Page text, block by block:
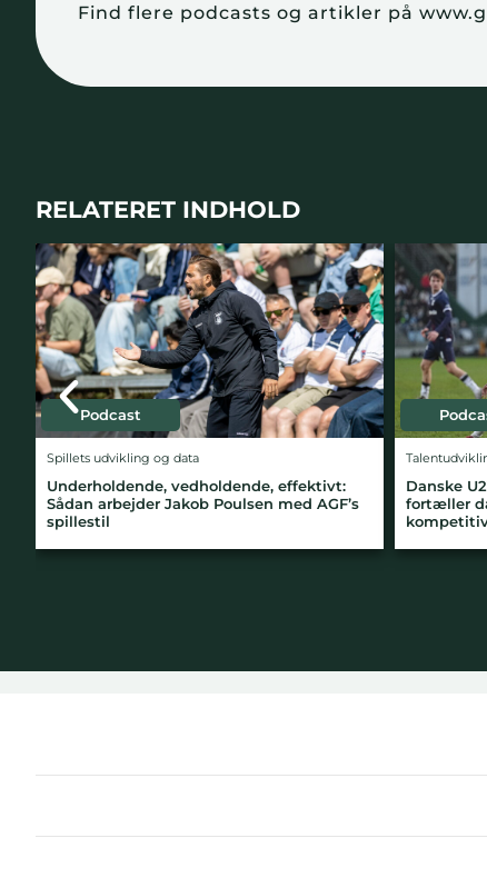
Find flere podcasts og artikler på
RELATERET INDHOLD
effektivt:
AGF’s
Podcast
Talentudvikling
Danske U21-spillere i 3F Superliga: Hvad
fortæller data om deres rolle i et